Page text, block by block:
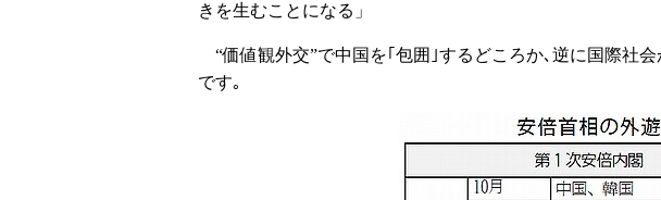
きを生むことになる」
“価値観外交”で中国を｢包囲｣するどころか､逆に国際社
です｡